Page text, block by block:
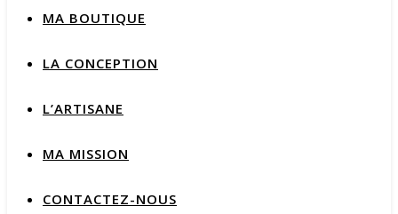
MA BOUTIQUE
LA CONCEPTION
L’ARTISANE
MA MISSION
CONTACTEZ-NOUS